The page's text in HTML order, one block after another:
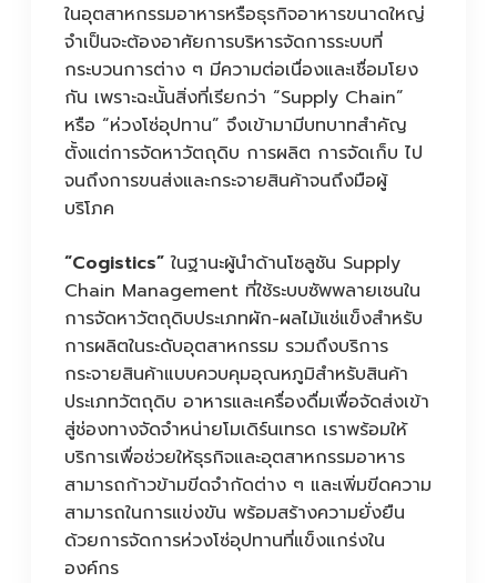
ในอุตสาหกรรมอาหารหรือธุรกิจอาหารขนาดใหญ่
จำเป็นจะต้องอาศัยการบริหารจัดการระบบที่
กระบวนการต่าง ๆ มีความต่อเนื่องและเชื่อมโยง
กัน เพราะฉะนั้นสิ่งที่เรียกว่า “Supply Chain”
หรือ “ห่วงโซ่อุปทาน” จึงเข้ามามีบทบาทสำคัญ
ตั้งแต่การจัดหาวัตถุดิบ การผลิต การจัดเก็บ ไป
จนถึงการขนส่งและกระจายสินค้าจนถึงมือผู้
บริโภค
“Cogistics” ในฐานะผู้นำด้านโซลูชัน Supply
Chain Management ที่ใช้ระบบซัพพลายเชนใน
การจัดหาวัตถุดิบประเภทผัก-ผลไม้แช่แข็งสำหรับ
การผลิตในระดับอุตสาหกรรม รวมถึงบริการ
กระจายสินค้าแบบควบคุมอุณหภูมิสำหรับสินค้า
ประเภทวัตถุดิบ อาหารและเครื่องดื่มเพื่อจัดส่งเข้า
สู่ช่องทางจัดจำหน่ายโมเดิร์นเทรด เราพร้อมให้
บริการเพื่อช่วยให้ธุรกิจและอุตสาหกรรมอาหาร
สามารถก้าวข้ามขีดจำกัดต่าง ๆ และเพิ่มขีดความ
สามารถในการแข่งขัน พร้อมสร้างความยั่งยืน
ด้วยการจัดการห่วงโซ่อุปทานที่แข็งแกร่งใน
องค์กร